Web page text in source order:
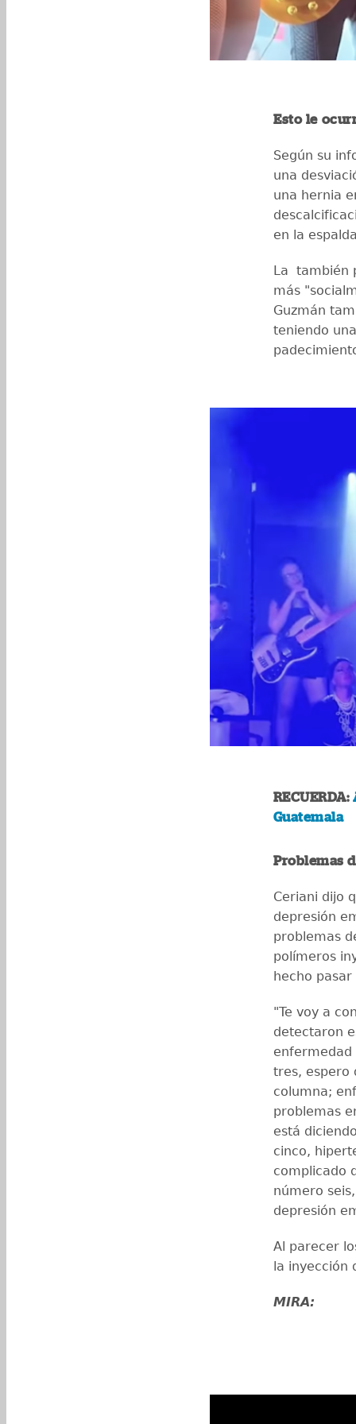
Esto le
Según su
una
una hernia
en la
La también
más
Guzmán
teniendo
RECUERDA:
Guatemala
Problemas
Ceriani dijo
depresión
problemas
polímeros
hecho
"Te voy a
detectaron
enfermedad
tres, espero
columna;
problemas
está
cinco,
complicado
número
depresión
Al parecer
la inyección
MIRA: